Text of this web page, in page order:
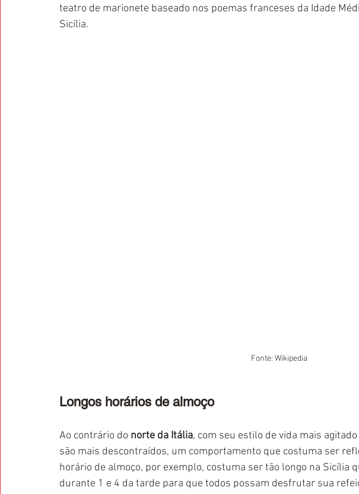
teatro de marionete baseado nos poemas franceses da Idade
Sicília.
Fonte: Wikipedia
Longos horários de almoço
Ao contrário do norte da Itália, com seu estilo de vida mais
são mais descontraídos, um comportamento que costuma ser
horário de almoço, por exemplo, costuma ser tão longo na Sicília
durante 1 e 4 da tarde para que todos possam desfrutar sua